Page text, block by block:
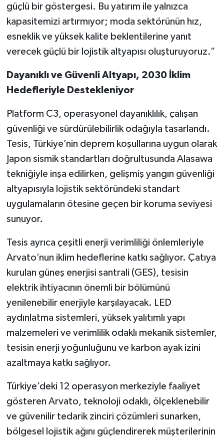
güçlü bir göstergesi. Bu yatırım ile yalnızca
kapasitemizi artırmıyor; moda sektörünün hız,
esneklik ve yüksek kalite beklentilerine yanıt
verecek güçlü bir lojistik altyapısı oluşturuyoruz.”
Dayanıklı ve Güvenli Altyapı, 2030 İklim
Hedefleriyle Destekleniyor
Platform C3, operasyonel dayanıklılık, çalışan
güvenliği ve sürdürülebilirlik odağıyla tasarlandı.
Tesis, Türkiye’nin deprem koşullarına uygun olarak
Japon sismik standartları doğrultusunda Alasawa
tekniğiyle inşa edilirken, gelişmiş yangın güvenliği
altyapısıyla lojistik sektöründeki standart
uygulamaların ötesine geçen bir koruma seviyesi
sunuyor.
Tesis ayrıca çeşitli enerji verimliliği önlemleriyle
Arvato’nun iklim hedeflerine katkı sağlıyor. Çatıya
kurulan güneş enerjisi santrali (GES), tesisin
elektrik ihtiyacının önemli bir bölümünü
yenilenebilir enerjiyle karşılayacak. LED
aydınlatma sistemleri, yüksek yalıtımlı yapı
malzemeleri ve verimlilik odaklı mekanik sistemler,
tesisin enerji yoğunluğunu ve karbon ayak izini
azaltmaya katkı sağlıyor.
Türkiye’deki 12 operasyon merkeziyle faaliyet
gösteren Arvato, teknoloji odaklı, ölçeklenebilir
ve güvenilir tedarik zinciri çözümleri sunarken,
bölgesel lojistik ağını güçlendirerek müşterilerinin